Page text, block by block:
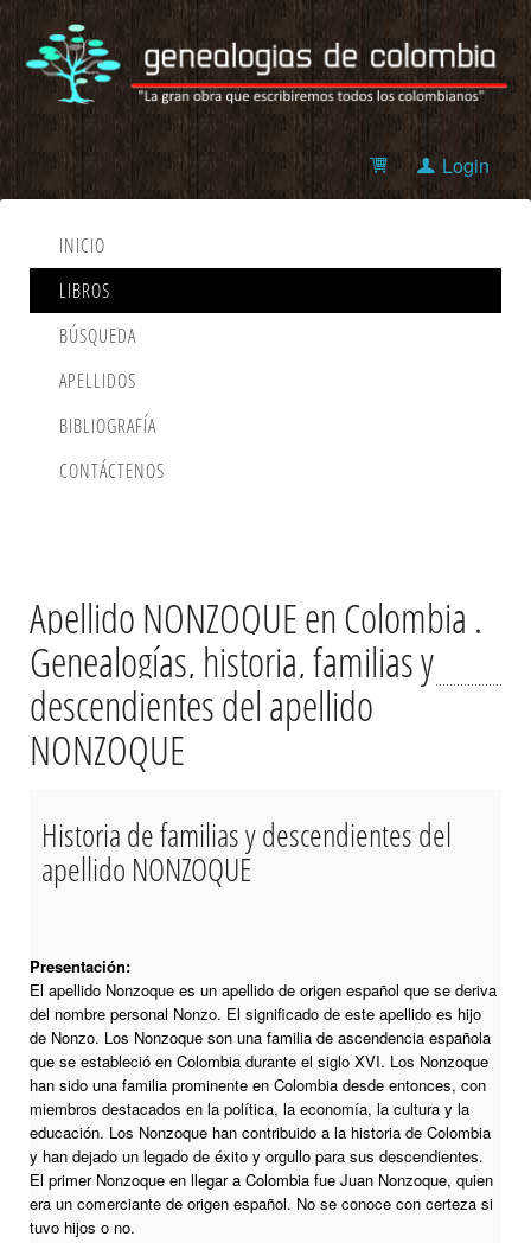
Login
INICIO
LIBROS
BÚSQUEDA
APELLIDOS
BIBLIOGRAFÍA
CONTÁCTENOS
Apellido NONZOQUE en Colombia .
Genealogías, historia, familias y
descendientes del apellido
NONZOQUE
Historia de familias y descendientes del
apellido NONZOQUE
Presentación:
El apellido Nonzoque es un apellido de origen español que se deriva
del nombre personal Nonzo. El significado de este apellido es hijo
de Nonzo. Los Nonzoque son una familia de ascendencia española
que se estableció en Colombia durante el siglo XVI. Los Nonzoque
han sido una familia prominente en Colombia desde entonces, con
miembros destacados en la política, la economía, la cultura y la
educación. Los Nonzoque han contribuido a la historia de Colombia
y han dejado un legado de éxito y orgullo para sus descendientes.
El primer Nonzoque en llegar a Colombia fue Juan Nonzoque, quien
era un comerciante de origen español. No se conoce con certeza si
tuvo hijos o no.